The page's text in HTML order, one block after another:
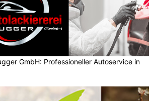
GmbH: Professioneller Autoservice in